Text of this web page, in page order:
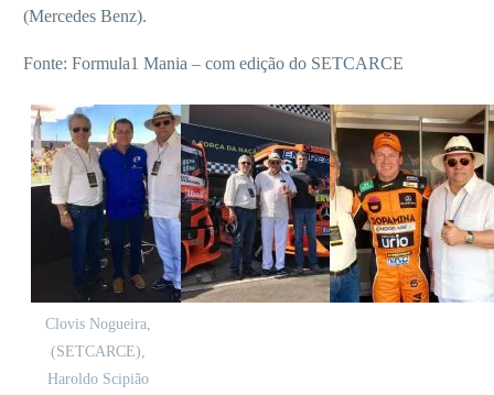
(Mercedes Benz).
Fonte: Formula1 Mania – com edição do SETCARCE
Clovis Nogueira,
(SETCARCE),
Haroldo Scipião